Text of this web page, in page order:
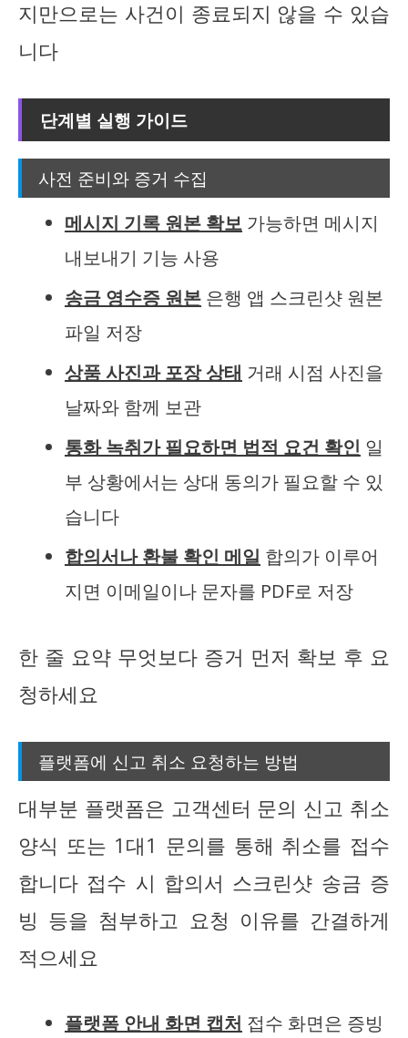
지만으로는 사건이 종료되지 않을 수 있습
니다
단계별 실행 가이드
사전 준비와 증거 수집
메시지 기록 원본 확보 가능하면 메시지
내보내기 기능 사용
송금 영수증 원본 은행 앱 스크린샷 원본
파일 저장
상품 사진과 포장 상태 거래 시점 사진을
날짜와 함께 보관
통화 녹취가 필요하면 법적 요건 확인 일
부 상황에서는 상대 동의가 필요할 수 있
습니다
합의서나 환불 확인 메일 합의가 이루어
지면 이메일이나 문자를 PDF로 저장
한 줄 요약 무엇보다 증거 먼저 확보 후 요
청하세요
플랫폼에 신고 취소 요청하는 방법
대부분 플랫폼은 고객센터 문의 신고 취소
양식 또는 1대1 문의를 통해 취소를 접수
합니다 접수 시 합의서 스크린샷 송금 증
빙 등을 첨부하고 요청 이유를 간결하게
적으세요
플랫폼 안내 화면 캡처 접수 화면은 증빙